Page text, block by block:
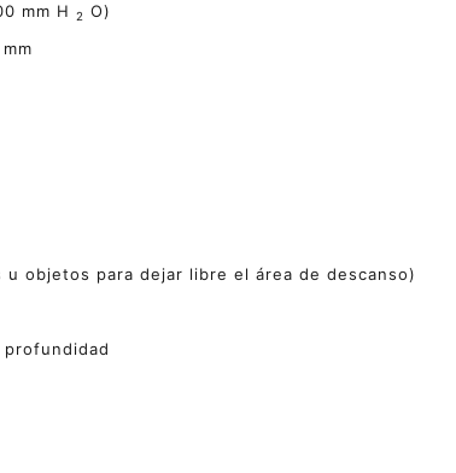
mm H 2
O)
objetos para dejar libre el área de descanso)
profundidad